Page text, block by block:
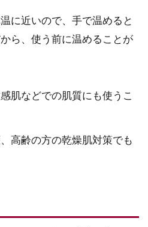
に近いので、手で温めると
ら、使う前に温めることが
肌などでの肌質にも使うこ
高齢の方の乾燥肌対策でも